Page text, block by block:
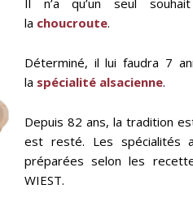
la choucroute.
Déterminé, il lui faudra 7
la spécialité alsacienne.
Depuis 82 ans, la tradition
est resté. Les spécialités
préparées selon les
WIEST.